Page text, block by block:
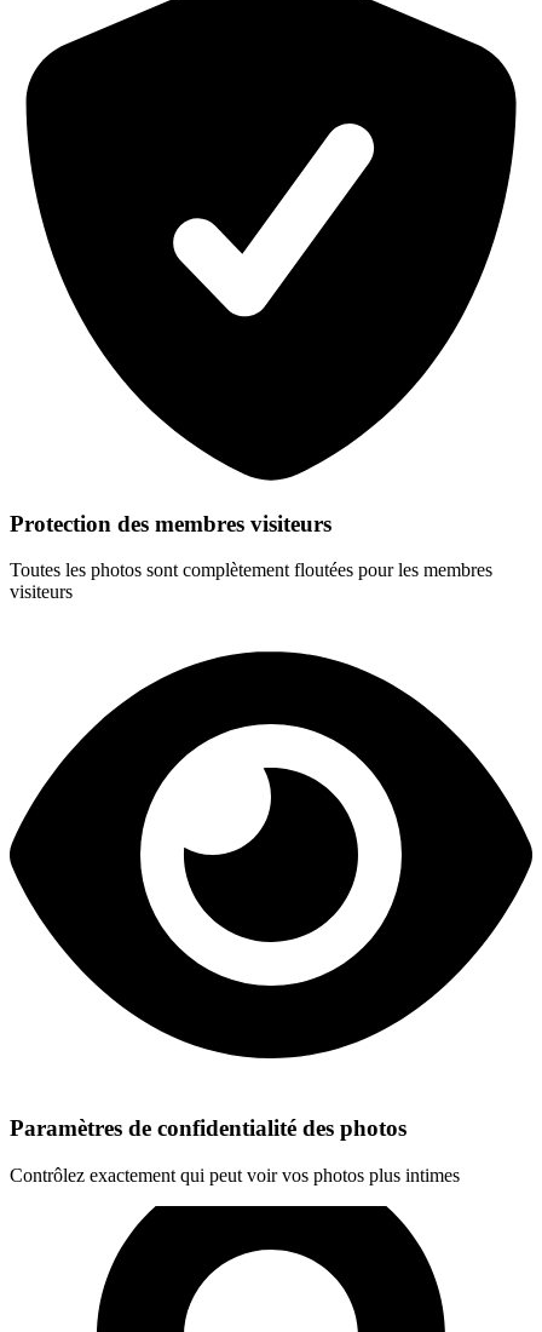
Protection des membres visiteurs
Toutes les photos sont complètement floutées pour les membres
visiteurs
Paramètres de confidentialité des photos
Contrôlez exactement qui peut voir vos photos plus intimes